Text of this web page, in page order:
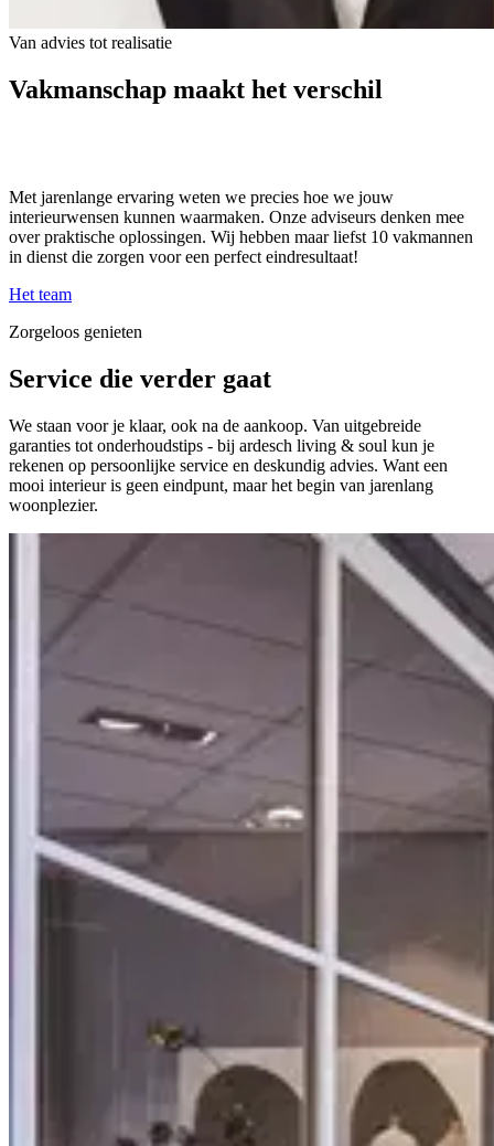
Van advies tot realisatie
Vakmanschap maakt het verschil
Met jarenlange ervaring weten we precies hoe we jouw
interieurwensen kunnen waarmaken. Onze adviseurs denken mee
over praktische oplossingen. Wij hebben maar liefst 10 vakmannen
in dienst die zorgen voor een perfect eindresultaat!
Het team
Zorgeloos genieten
Service die verder gaat
We staan voor je klaar, ook na de aankoop. Van uitgebreide
garanties tot onderhoudstips - bij ardesch living & soul kun je
rekenen op persoonlijke service en deskundig advies. Want een
mooi interieur is geen eindpunt, maar het begin van jarenlang
woonplezier.